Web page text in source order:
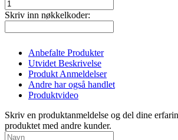
Skriv inn nøkkelkoder:
Anbefalte Produkter
Utvidet Beskrivelse
Produkt Anmeldelser
Andre har også handlet
Produktvideo
Skriv en produktanmeldelse og del dine
produktet med andre kunder.